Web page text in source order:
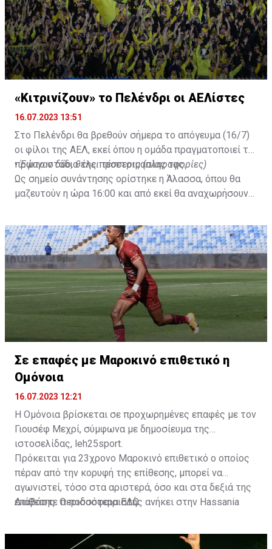
«Κιτρινίζουν» το Πελένδρι οι ΑΕΛίστες
16.07.2023 13:51
Στο Πελένδρι θα βρεθούν σήμερα το απόγευμα (16/7)
οι φίλοι της ΑΕΛ, εκεί όπου η ομάδα πραγματοποιεί το
πρώτο στάδιο της προετοιμασίας της.
•Έφυγαν δύο, θέλει τέσσερις (πληροφορίες)
Ως σημείο συνάντησης ορίστηκε η Άλασσα, όπου θα
μαζευτούν η ώρα 16:00 και από εκεί θα αναχωρήσουν
δώοσυν το παρών τους στην απογευματινή προπόνηση
της ομάδας.
Σε επαφές με Μαροκινό επιθετικό η
Ομόνοια
16.07.2023 12:21
Η Ομόνοια βρίσκεται σε προχωρημένες επαφές με τον
Γιουσέφ Μεχρί, σύμφωνα με δημοσίευμα της
ιστοσελίδας, leh25sport.
Πρόκειται για 23χρονο Μαροκινό επιθετικό ο οποίος
πέραν από την κορυφή της επίθεσης, μπορεί να
αγωνιστεί, τόσο στα αριστερά, όσο και στα δεξιά της
επίθεσης. Ο ποδοσφαιριστής ανήκει στην Hassania
2026.
Διαβάστε περισσότεραΕΔΩ.